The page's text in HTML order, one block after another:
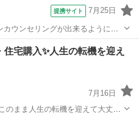
提携サイト 7月25日
ウンセリングが出来るようにな
なっております。ダイエット＆
す 美脳＝マインド学を学んでみま
住宅購入✨人生の転機を迎え
7月16日